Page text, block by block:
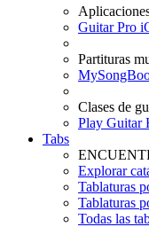
Guitar Pro
Partituras
Clases de
Play Guitar
Tabs
Explorar
Tablaturas
Tablaturas
Todas las